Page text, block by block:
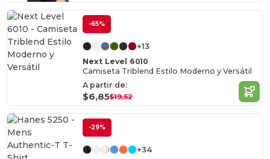
-65%
+13
Next Level 6010
Camiseta Triblend Estilo Moderno y Versátil
A partir de:
$6,85$19,52
-29%
+34